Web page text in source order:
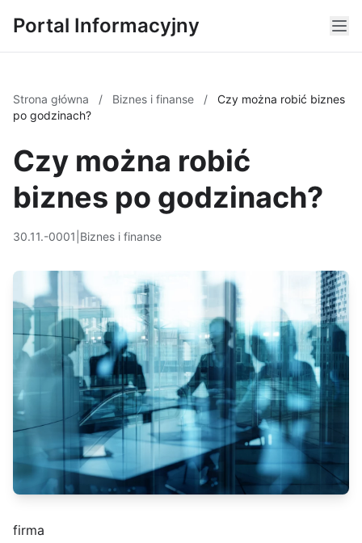
Portal Informacyjny
Strona główna / Biznes i finanse /
Czy można robić biznes
po godzinach?
Czy można robić
biznes po godzinach?
30.11.-0001 Biznes i finanse
firma